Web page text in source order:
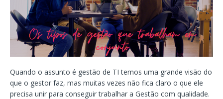
Quando o assunto é gestão de TI temos uma grande visão do
que o gestor faz, mas muitas vezes não fica claro o que ele
precisa unir para conseguir trabalhar a Gestão com qualidade.